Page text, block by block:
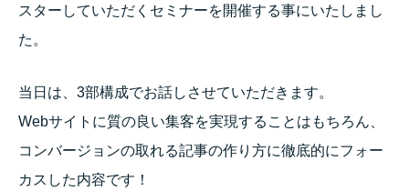
スターしていただくセミナーを開催する事にいたしまし
た。
当日は、3部構成でお話しさせていただきます。
Webサイトに質の良い集客を実現することはもちろん、
コンバージョンの取れる記事の作り方に徹底的にフォー
カスした内容です！